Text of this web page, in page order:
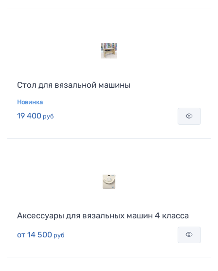
Стол для вязальной машины
Новинка
19 400 руб
Аксессуары для вязальных машин 4 класса
от 14 500 руб